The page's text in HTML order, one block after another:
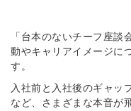
「台本のないチーフ座
動やキャリアイメージに
す。
入社前と入社後のギャッ
など、さまざまな本音が